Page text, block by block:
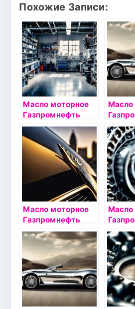
Похожие Записи:
Масло моторное
Газпромнефть
Super 10W40 4л
Масло
4л
Масло моторное
Газпромнефть
Standart 10W40 1л
Масло
Super